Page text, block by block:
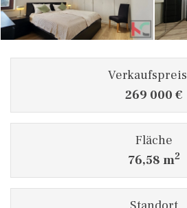
Verkaufspreis
269 000 €
Fläche
76,58 m2